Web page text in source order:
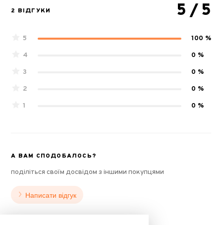
2 ВІДГУКИ 5 / 5
5
100 %
4
0 %
3
0 %
2
0 %
1
0 %
А ВАМ СПОДОБАЛОСЬ?
поділіться своїм досвідом з іншими покупцями
Написати відгук